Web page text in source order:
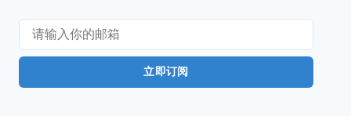
立即订阅